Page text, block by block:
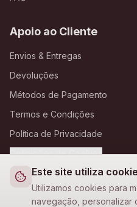
Este site utiliza
Utilizamos cookies para
navegação, personalizar
Apoio ao Cliente
Envios & Entregas
Devoluções
Métodos de Pagamento
Termos e Condições
Política de Privacidade
Definições de Cookies
A Loja Nova